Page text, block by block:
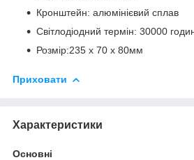
Кронштейн: алюмінієвий сплав
Світлодіодний термін: 30000
Розмір:235 х 70 х 80мм
Приховати
Характеристики
Основні